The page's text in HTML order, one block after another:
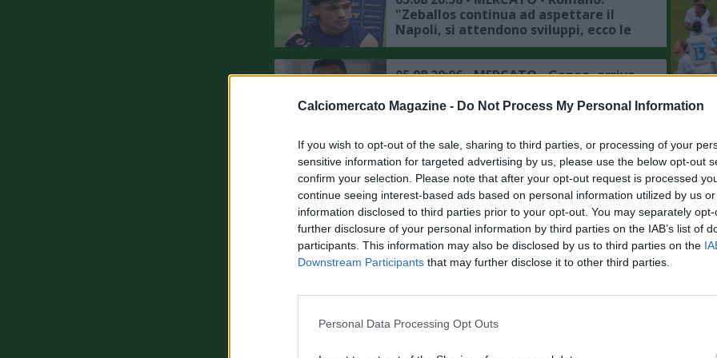
Calciomercato Magazine - Do Not Process My Personal Information
If you wish to opt-out of the sale, sharing to third parties, or processing of your
sensitive information for targeted advertising by us, please use the below opt-out
confirm your selection. Please note that after your opt-out request is processed
continue seeing interest-based ads based on personal information utilized by us
information disclosed to third parties prior to your opt-out. You may separately
further disclosure of your personal information by third parties on the IAB’s list of
participants. This information may also be disclosed by us to third parties on the
Downstream Participants that may further disclose it to other third parties.
Personal Data Processing Opt Outs
"Zeballos continua ad aspettare il
Napoli, si attendono sviluppi, ecco le
ultime"
05.08 20:06 - MERCATO - Genoa, arriva
05.08 18:26 - MERCATO - Romano: "La
Roma ha raggiunto un accordo per
€18 milioni per Molina dall'Atlético
Madrid"
05.08 17:28 - SKY - Atalanta sul
mercato dei difensori, piacciono
Kristensen e Todibo
ora le uscite: per i bookie Fagioli (1,65)
e Gudmundson (2,00) i principali
del